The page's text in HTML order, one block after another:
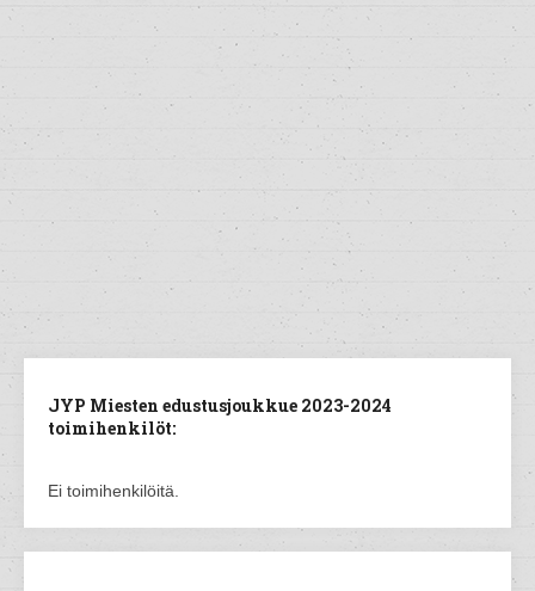
JYP Miesten edustusjoukkue 2023-2024
toimihenkilöt:
Ei toimihenkilöitä.